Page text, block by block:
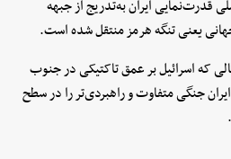
قدرت‌نمایی ایران به‌تدریج از جبهه
یعنی تنگه هرمز منتقل شده است.
که اسرائیل بر عمق تاکتیکی در جنوب
جنگی متفاوت و راهبردی‌تر را در سطح